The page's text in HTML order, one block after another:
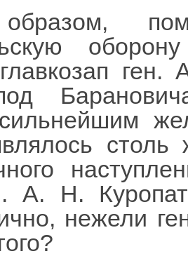
А. Н.
нежели